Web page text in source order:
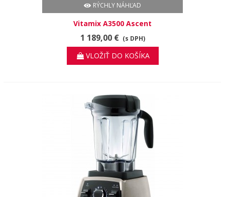
RÝCHLY NÁHĽAD
Vitamix A3500 Ascent
1 189,00 € (s DPH)
VLOŽIŤ DO KOŠÍKA